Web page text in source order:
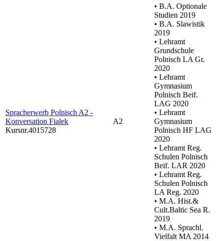
Spracherwerb Polnisch A2 -
Konversation Fialek
Kursnr.4015728
A2
• B.A. Optionale
Studien 2019
• B.A. Slawistik
2019
• Lehramt
Grundschule
Polnisch LA Gr.
2020
• Lehramt
Gymnasium
Polnisch Beif.
LAG 2020
• Lehramt
Gymnasium
Polnisch HF LAG
2020
• Lehramt Reg.
Schulen Polnisch
Beif. LAR 2020
• Lehramt Reg.
Schulen Polnisch
LA Reg. 2020
• M.A. Hist.&
Cult.Baltic Sea R.
2019
• M.A. Sprachl.
Vielfalt MA 2014